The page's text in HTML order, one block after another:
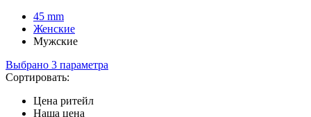
45 mm
Женские
Мужские
Выбрано 3 параметра
Сортировать:
Цена ритейл
Наша цена